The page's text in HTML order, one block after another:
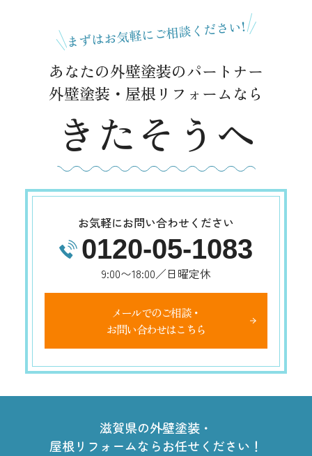
まずはお気軽にご相談ください!
あなたの外壁塗装のパートナー
外壁塗装・屋根リフォームなら
きたそうへ
お気軽にお問い合わせください
0120-05-1083
9:00〜18:00／日曜定休
メールでのご相談・
お問い合わせはこちら
滋賀県の外壁塗装・
屋根リフォームならお任せください！